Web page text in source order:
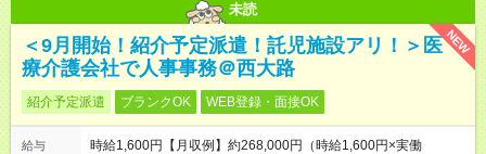
未読
NEW
＜9月開始！紹介予定派遣！託児施設アリ！＞医
療介護会社で人事事務＠西大路
紹介予定派遣 ブランクOK WEB登録・面接OK
給与
時給1,600円【月収例】約268,000円（時給1,600円×実働